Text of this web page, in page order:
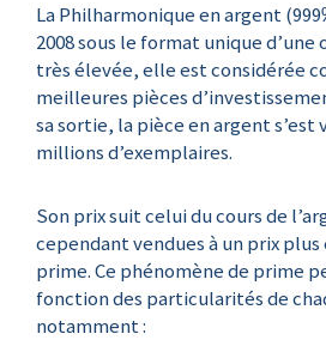
La Philharmonique en argent
2008 sous le format unique d’une
très élevée, elle est considérée
meilleures pièces
sa sortie, la pièce en argent s’est
millions d’exemplaires.
Son prix suit celui du cours de
cependant vendues à un prix
prime. Ce phénomène de prime
fonction des particularités de
notamment :